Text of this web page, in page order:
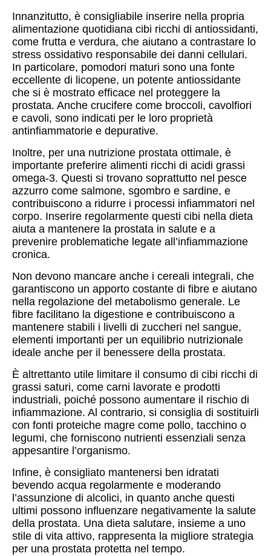
Innanzitutto, è consigliabile inserire nella propria
alimentazione quotidiana cibi ricchi di antiossidanti,
come frutta e verdura, che aiutano a contrastare lo
stress ossidativo responsabile dei danni cellulari.
In particolare, pomodori maturi sono una fonte
eccellente di licopene, un potente antiossidante
che si è mostrato efficace nel proteggere la
prostata. Anche crucifere come broccoli, cavolfiori
e cavoli, sono indicati per le loro proprietà
antinfiammatorie e depurative.
Inoltre, per una nutrizione prostata ottimale, è
importante preferire alimenti ricchi di acidi grassi
omega-3. Questi si trovano soprattutto nel pesce
azzurro come salmone, sgombro e sardine, e
contribuiscono a ridurre i processi infiammatori nel
corpo. Inserire regolarmente questi cibi nella dieta
aiuta a mantenere la prostata in salute e a
prevenire problematiche legate all’infiammazione
cronica.
Non devono mancare anche i cereali integrali, che
garantiscono un apporto costante di fibre e aiutano
nella regolazione del metabolismo generale. Le
fibre facilitano la digestione e contribuiscono a
mantenere stabili i livelli di zuccheri nel sangue,
elementi importanti per un equilibrio nutrizionale
ideale anche per il benessere della prostata.
È altrettanto utile limitare il consumo di cibi ricchi di
grassi saturi, come carni lavorate e prodotti
industriali, poiché possono aumentare il rischio di
infiammazione. Al contrario, si consiglia di sostituirli
con fonti proteiche magre come pollo, tacchino o
legumi, che forniscono nutrienti essenziali senza
appesantire l’organismo.
Infine, è consigliato mantenersi ben idratati
bevendo acqua regolarmente e moderando
l’assunzione di alcolici, in quanto anche questi
ultimi possono influenzare negativamente la salute
della prostata. Una dieta salutare, insieme a uno
stile di vita attivo, rappresenta la migliore strategia
per una prostata protetta nel tempo.